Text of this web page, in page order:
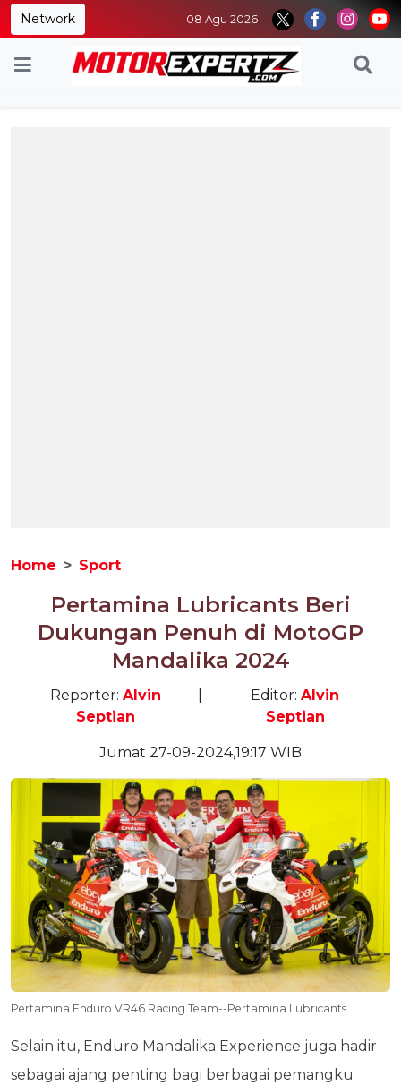
Network 08 Agu 2026
Home Sport
Pertamina Lubricants Beri
Dukungan Penuh di MotoGP
Mandalika 2024
Reporter: Alvin
Septian
Editor:Alvin
Septian
Jumat 27-09-2024,19:17 WIB
Pertamina Enduro VR46 Racing Team--Pertamina Lubricants
Selain itu, Enduro Mandalika Experience juga hadir
sebagai ajang penting bagi berbagai pemangku